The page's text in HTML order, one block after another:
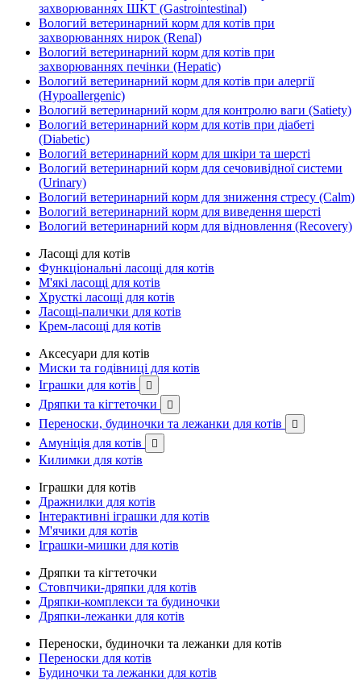
захворюваннях ШКТ (Gastrointestinal)
Вологий ветеринарний корм для котів при
захворюваннях нирок (Renal)
Вологий ветеринарний корм для котів при
захворюваннях печінки (Hepatic)
Вологий ветеринарний корм для котів при алергії
(Hypoallergenic)
Вологий ветеринарний корм для контролю ваги (Satiety)
Вологий ветеринарний корм для котів при діабеті
(Diabetic)
Вологий ветеринарний корм для шкіри та шерсті
Вологий ветеринарний корм для сечовивідної системи
(Urinary)
Вологий ветеринарний корм для зниження стресу (Calm)
Вологий ветеринарний корм для виведення шерсті
Вологий ветеринарний корм для відновлення (Recovery)
Ласощі для котів
Функціональні ласощі для котів
М'які ласощі для котів
Хрусткі ласощі для котів
Ласощі-палички для котів
Крем-ласощі для котів
Аксесуари для котів
Миски та годівниці для котів
Іграшки для котів

Дряпки та кігтеточки 
Переноски, будиночки та лежанки для котів 
Амуніція для котів 
Килимки для котів
Іграшки для котів
Дражнилки для котів
Інтерактивні іграшки для котів
М'ячики для котів
Іграшки-мишки для котів
Дряпки та кігтеточки
Стовпчики-дряпки для котів
Дряпки-комплекси та будиночки
Дряпки-лежанки для котів
Переноски, будиночки та лежанки для котів
Переноски для котів
Будиночки та лежанки для котів